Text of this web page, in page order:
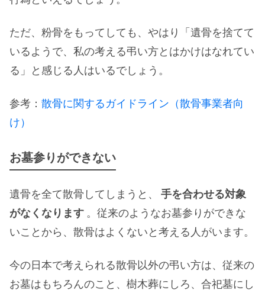
ただ、粉骨をもってしても、やはり「遺骨を捨てて
いるようで、私の考える弔い方とはかけはなれてい
る」と感じる人はいるでしょう。
参考： 散骨に関するガイドライン（散骨事業者向
け）
お墓参りができない
遺骨を全て散骨してしまうと、 手を合わせる対象
がなくなります 。従来のようなお墓参りができな
いことから、散骨はよくないと考える人がいます。
今の日本で考えられる散骨以外の弔い方は、従来の
お墓はもちろんのこと、樹木葬にしろ、合祀墓にし